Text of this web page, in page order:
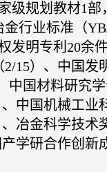
级规划教材1部
金行业标准（
发明专利 20余
2/15）、中国发
中国材料研究
、 中国机械工业
冶金科学技术
产学研合作创新